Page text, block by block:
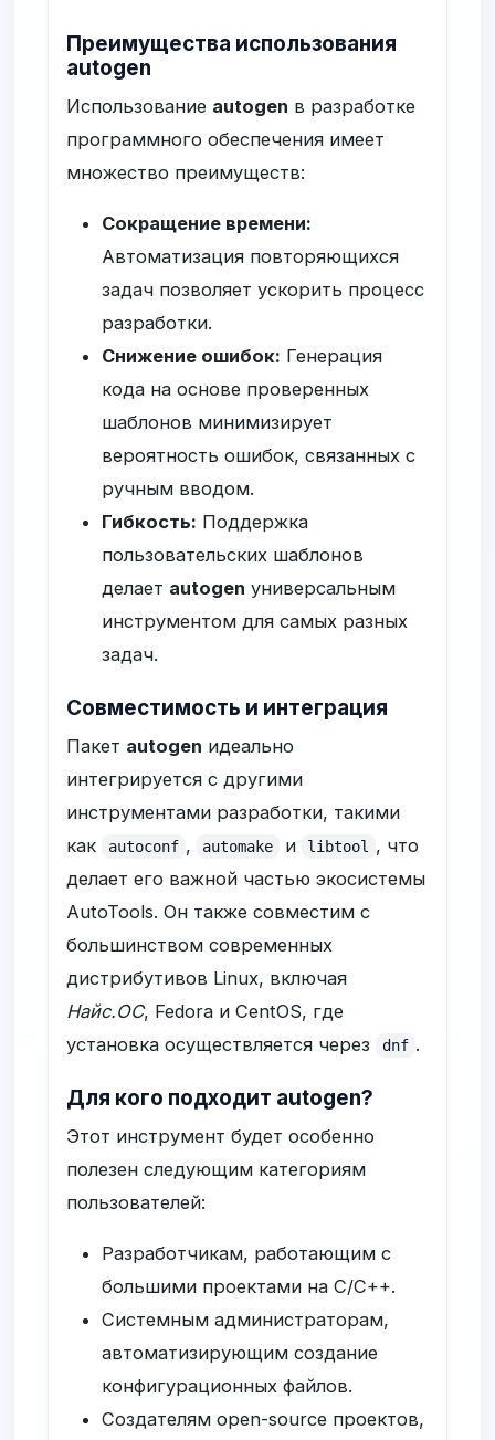
Преимущества использования
autogen
Использование autogen в разработке
программного обеспечения имеет
множество преимуществ:
Сокращение времени:
Автоматизация повторяющихся
задач позволяет ускорить процесс
разработки.
Снижение ошибок: Генерация
кода на основе проверенных
шаблонов минимизирует
вероятность ошибок, связанных с
ручным вводом.
Гибкость: Поддержка
пользовательских шаблонов
делает autogen универсальным
инструментом для самых разных
задач.
Совместимость и интеграция
Пакет autogen идеально
интегрируется с другими
инструментами разработки, такими
как
autoconf , automake и libtool
, что
делает его важной частью экосистемы
AutoTools. Он также совместим с
большинством современных
дистрибутивов Linux, включая
Найс.ОС, Fedora и CentOS, где
установка осуществляется через
dnf .
Для кого подходит autogen?
Этот инструмент будет особенно
полезен следующим категориям
пользователей:
Разработчикам, работающим с
большими проектами на C/C++.
Системным администраторам,
автоматизирующим создание
конфигурационных файлов.
Создателям open-source проектов,